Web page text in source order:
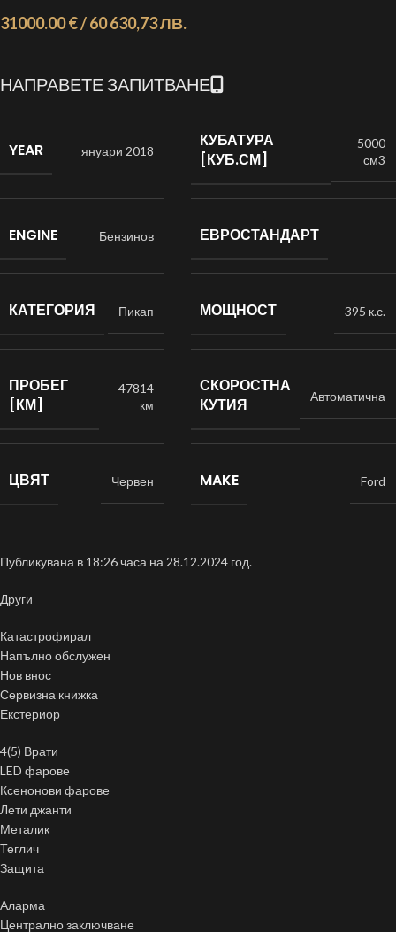
31000.00 € / 60 630,73 ЛВ.
НАПРАВЕТЕ ЗАПИТВАНЕ
YEAR януари 2018
КУБАТУРА
[КУБ.СМ]
5000
см3
ENGINE Бензинов ЕВРОСТАНДАРТ
КАТЕГОРИЯ Пикап МОЩНОСТ 395 к.с.
ПРОБЕГ
[КМ]
47814
км
СКОРОСТНА
КУТИЯ
Автоматична
ЦВЯТ Червен MAKE Ford
Публикувана в 18:26 часа на 28.12.2024 год.
Други
Катастрофирал
Напълно обслужен
Нов внос
Сервизна книжка
Екстериор
4(5) Врати
LED фарове
Ксенонови фарове
Лети джанти
Металик
Теглич
Защита
Аларма
Централно заключване